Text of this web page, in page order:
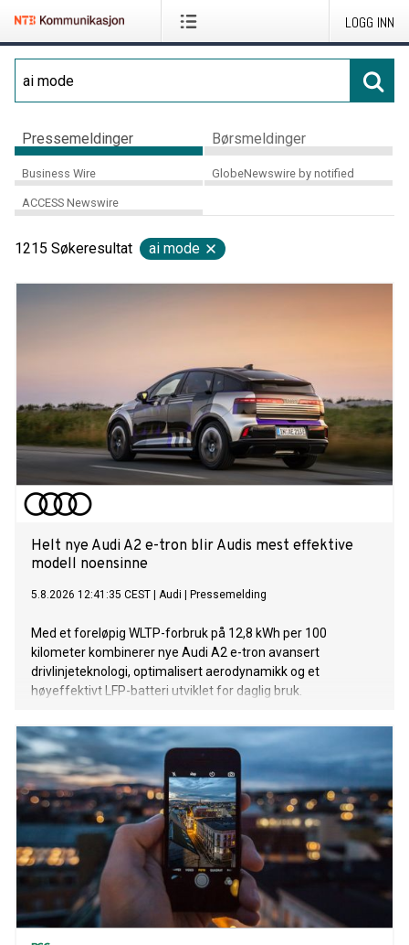
LOGG INN
Pressemeldinger Børsmeldinger
Business Wire GlobeNewswire by notified
ACCESS Newswire
1215 Søkeresultat ai mode
Helt nye Audi A2 e-tron blir Audis mest effektive
modell noensinne
5.8.2026 12:41:35 CEST Audi Pressemelding
Med et foreløpig WLTP-forbruk på 12,8 kWh per 100
kilometer kombinerer nye Audi A2 e-tron avansert
drivlinjeteknologi, optimalisert aerodynamikk og et
høyeffektivt LFP-batteri utviklet for daglig bruk.